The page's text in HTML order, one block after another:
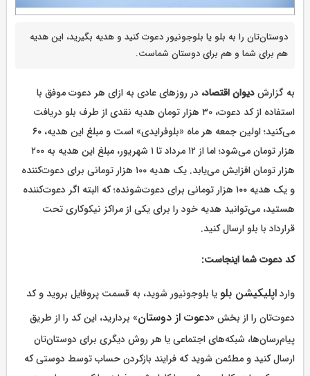
دوستان‌تان را به بلو یا بلوجونیور دعوت کنید و هدیه بگیرید، این هدیه
هم برای شما و هم برای دوستان شماست.
به گزارشدیوان اقتصاد، در روزهای عادی به ازای هر دعوت موفق با
استفاده از کد دعوت، ۳۰ هزار تومان هدیه نقدی از طرف بلو دریافت
می‌کنید؛ اولین جمعه هر ماه «بلوفرایدی» است و مبلغ این هدیه، ۶۰
هزار تومان می‌شود؛ اما از ۱۲ مرداد تا ۱ شهریور، مبلغ این هدیه به ۲۰۰
هزار تومان افزایش می‌یابد. یک هدیه ۱۰۰ هزار تومانی برای دعوت‌کننده
و یک هدیه ۱۰۰ هزار تومانی برای دعوت‌شونده؛ که البته اگر دعوت‌کننده
هستید، می‌توانید هدیه خود را برای یکی از مراکز نیکوکاری تحت
قرارداد با بلو ارسال کنید.
کد دعوت شما اینجاست:
وارداپلیکیشن بلو یا بلوجونیور شوید، به قسمت پروفایل بروید و کد
دعوت‌تان را از بخش «دعوت از دوستان» بردارید، این کد را از طریق
پیام‌رسان‌ها، شبکه‌های اجتماعی یا هر روش دیگری برای دوستان‌تان
ارسال کنید و مطئمن شوید که فرایند بازکردن حساب توسط دوستی که